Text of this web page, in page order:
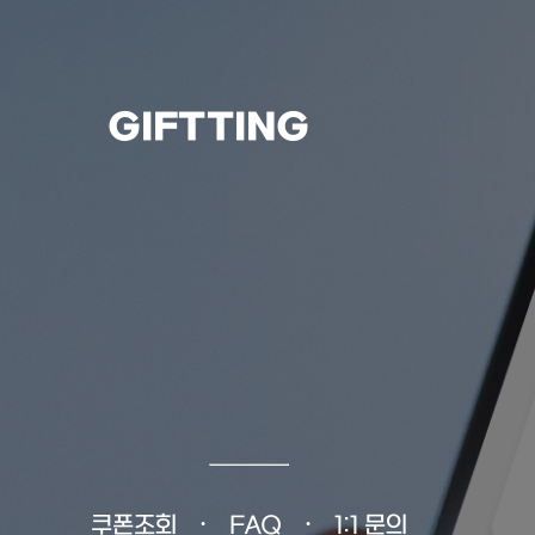
GIFTTING
쿠폰조회 • FAQ • 1:1 문의